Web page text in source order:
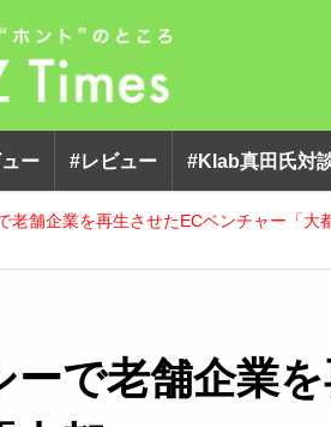
ー #レビュー #klab真田氏対
老舗企業を再生させたECベンチャー「大都
ーで老舗企業